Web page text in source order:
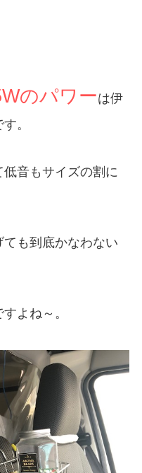
Wのパワーは伊
。
音もサイズの割に
も到底かなわない
よね～。